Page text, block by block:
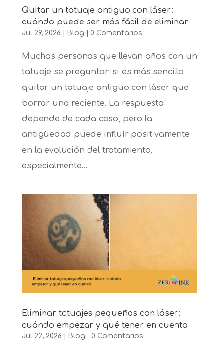
Quitar un tatuaje antiguo con láser:
cuándo puede ser más fácil de eliminar
Jul 29, 2026 Blog 0 Comentarios
Muchas personas que llevan años con un
tatuaje se preguntan si es más sencillo
quitar un tatuaje antiguo con láser que
borrar uno reciente. La respuesta
depende de cada caso, pero la
antigüedad puede influir positivamente
en la evolución del tratamiento,
especialmente...
Eliminar tatuajes pequeños con láser:
cuándo empezar y qué tener en cuenta
Jul 22, 2026 Blog 0 Comentarios